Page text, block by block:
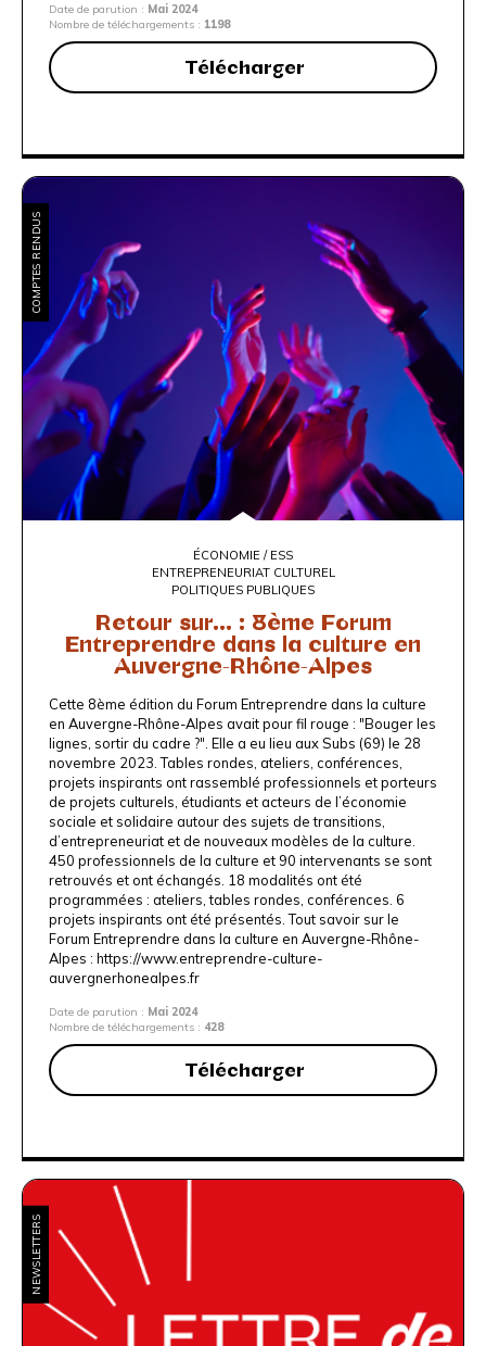
Date de parution : Mai 2024
Nombre de téléchargements : 1198
Télécharger
COMPTES RENDUS
ÉCONOMIE / ESS
ENTREPRENEURIAT CULTUREL
POLITIQUES PUBLIQUES
Retour sur... : 8ème Forum
Entreprendre dans la culture en
Auvergne-Rhône-Alpes
Cette 8ème édition du Forum Entreprendre dans la culture
en Auvergne-Rhône-Alpes avait pour fil rouge : "Bouger les
lignes, sortir du cadre ?". Elle a eu lieu aux Subs (69) le 28
novembre 2023. Tables rondes, ateliers, conférences,
projets inspirants ont rassemblé professionnels et porteurs
de projets culturels, étudiants et acteurs de l’économie
sociale et solidaire autour des sujets de transitions,
d’entrepreneuriat et de nouveaux modèles de la culture.
450 professionnels de la culture et 90 intervenants se sont
retrouvés et ont échangés. 18 modalités ont été
programmées : ateliers, tables rondes, conférences. 6
projets inspirants ont été présentés. Tout savoir sur le
Forum Entreprendre dans la culture en Auvergne-Rhône-
Alpes : https://www.entreprendre-culture-
auvergnerhonealpes.fr
Date de parution : Mai 2024
Nombre de téléchargements : 428
Télécharger
NEWSLETTERS